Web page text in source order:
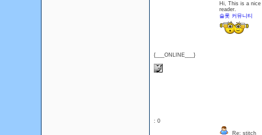
{___ONLINE___}
Hi, This is a
reader.
슬롯 커뮤니티
: 0
Re: stitch